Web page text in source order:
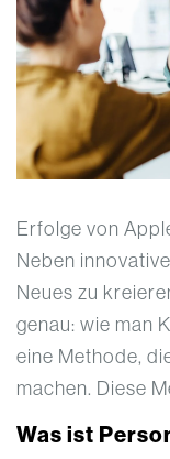
Erfolge von
Neben
Neues zu
genau: wie man
eine Methode,
machen. Diese
Was ist